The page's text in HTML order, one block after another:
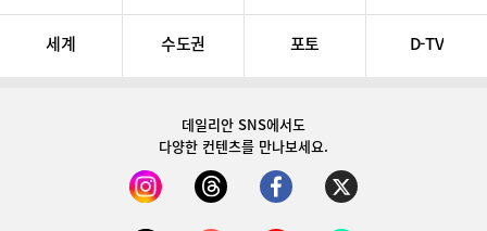
세계 수도권 포토 D-TV
데일리안 SNS에서도
다양한 컨텐츠를 만나보세요.